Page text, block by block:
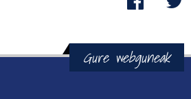
Gure webguneak